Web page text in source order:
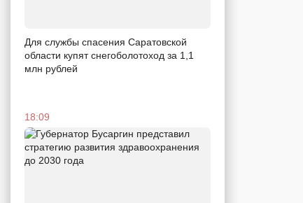
Для службы спасения Саратовской
области купят снегоболотоход за 1,1
млн рублей
18:09